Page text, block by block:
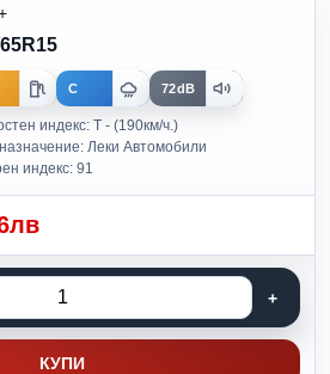
C 72dB
индекс: T - (190км/ч.)
Леки Автомобили
индекс: 91
КУПИ